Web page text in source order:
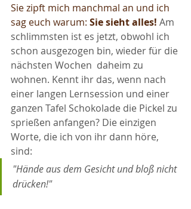
Sie zipft mich manchmal an und ich
sag euch warum: Sie sieht alles! Am
schlimmsten ist es jetzt, obwohl ich
schon ausgezogen bin, wieder für die
nächsten Wochen  daheim zu
wohnen. Kennt ihr das, wenn nach
einer langen Lernsession und einer
ganzen Tafel Schokolade die Pickel zu
sprießen anfangen? Die einzigen
Worte, die ich von ihr dann höre,
sind:
"Hände aus dem Gesicht und bloß nicht
drücken!"